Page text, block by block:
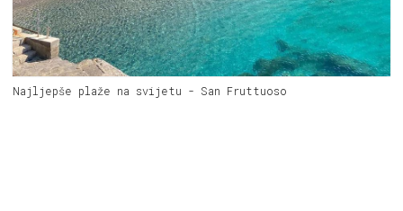
Najljepše plaže na svijetu - San Fruttuoso